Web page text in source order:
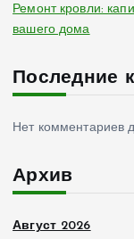
Ремонт кровли:
вашего дома
Последние
Нет комментариев
Архив
Август 2026